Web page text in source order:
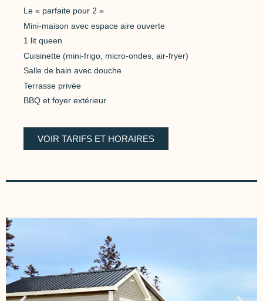
Le « parfaite pour 2 »
Mini-maison avec espace aire ouverte
1 lit queen
Cuisinette (mini-frigo, micro-ondes, air-fryer)
Salle de bain avec douche
Terrasse privée
BBQ et foyer extérieur
VOIR TARIFS ET HORAIRES